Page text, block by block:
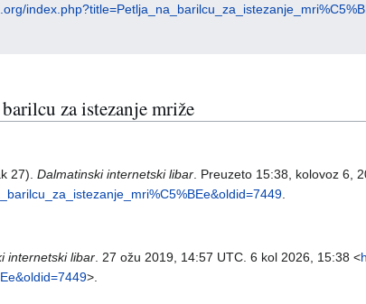
za istezanje mriže
27). Dalmatinski internetski libar . Preuzeto 15:38, kolovoz 6,
internetski libar. 27 ožu 2019, 14:57 UTC. 6 kol 2026, 15:38 <
>.